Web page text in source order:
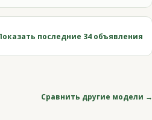
последние 34 объявления
Сравнить другие модели →